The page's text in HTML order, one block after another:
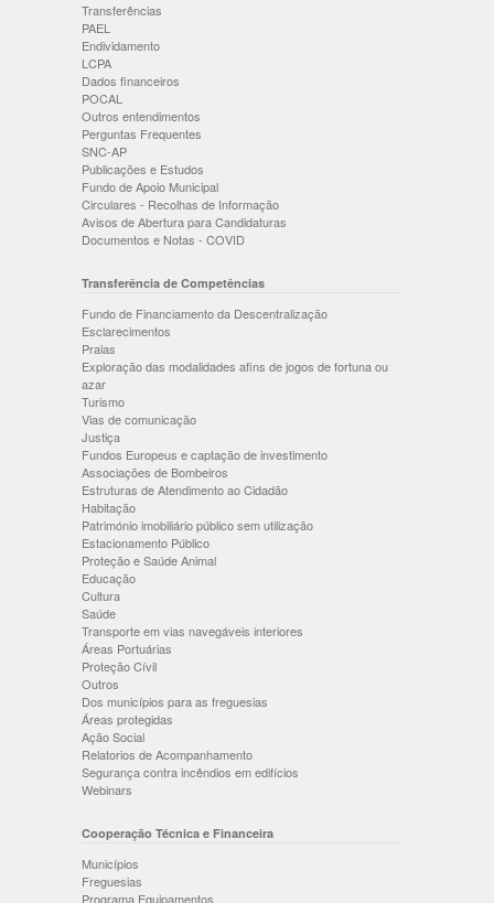
Transferências
PAEL
Endividamento
LCPA
Dados financeiros
POCAL
Outros entendimentos
Perguntas Frequentes
SNC-AP
Publicações e Estudos
Fundo de Apoio Municipal
Circulares - Recolhas de Informação
Avisos de Abertura para Candidaturas
Documentos e Notas - COVID
Transferência de Competências
Fundo de Financiamento da Descentralização
Esclarecimentos
Praias
Exploração das modalidades afins de jogos de fortuna ou
azar
Turismo
Vias de comunicação
Justiça
Fundos Europeus e captação de investimento
Associações de Bombeiros
Estruturas de Atendimento ao Cidadão
Habitação
Património imobiliário público sem utilização
Estacionamento Público
Proteção e Saúde Animal
Educação
Cultura
Saúde
Transporte em vias navegáveis interiores
Áreas Portuárias
Proteção Cívil
Outros
Dos municípios para as freguesias
Áreas protegidas
Ação Social
Relatorios de Acompanhamento
Segurança contra incêndios em edifícios
Webinars
Cooperação Técnica e Financeira
Municípios
Freguesias
Programa Equipamentos